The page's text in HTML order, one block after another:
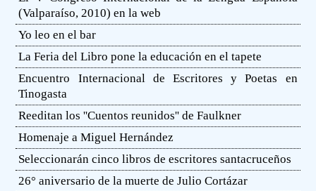
(Valparaíso, 2010) en la web
Yo leo en el bar
La Feria del Libro pone la educación en el tapete
Encuentro Internacional de Escritores y Poetas en
Tinogasta
Reeditan los ''Cuentos reunidos'' de Faulkner
Homenaje a Miguel Hernández
Seleccionarán cinco libros de escritores santacruceños
26° aniversario de la muerte de Julio Cortázar